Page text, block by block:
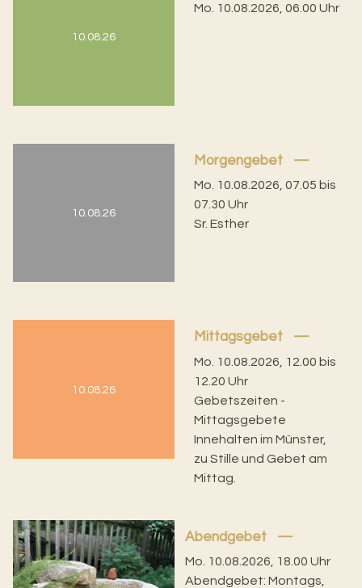
10.08.26
Mo. 10.08.2026, 06.00 Uhr
10.08.26
Morgengebet
Mo. 10.08.2026, 07.05 bis
07.30 Uhr
Sr. Esther
10.08.26
Mittagsgebet
Mo. 10.08.2026, 12.00 bis
12.20 Uhr
Gebetszeiten -
Mittagsgebete
Innehalten im Münster,
zu Stille und Gebet am
Mittag.
Abendgebet
Mo. 10.08.2026, 18.00 Uhr
Abendgebet: Montags,